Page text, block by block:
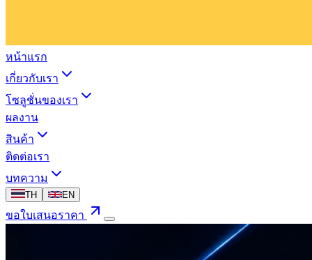
หน้าแรก
เกี่ยวกับเรา
โซลูชั่นของเรา
ผลงาน
สินค้า
ติดต่อเรา
บทความ
TH EN
ขอใบเสนอราคา